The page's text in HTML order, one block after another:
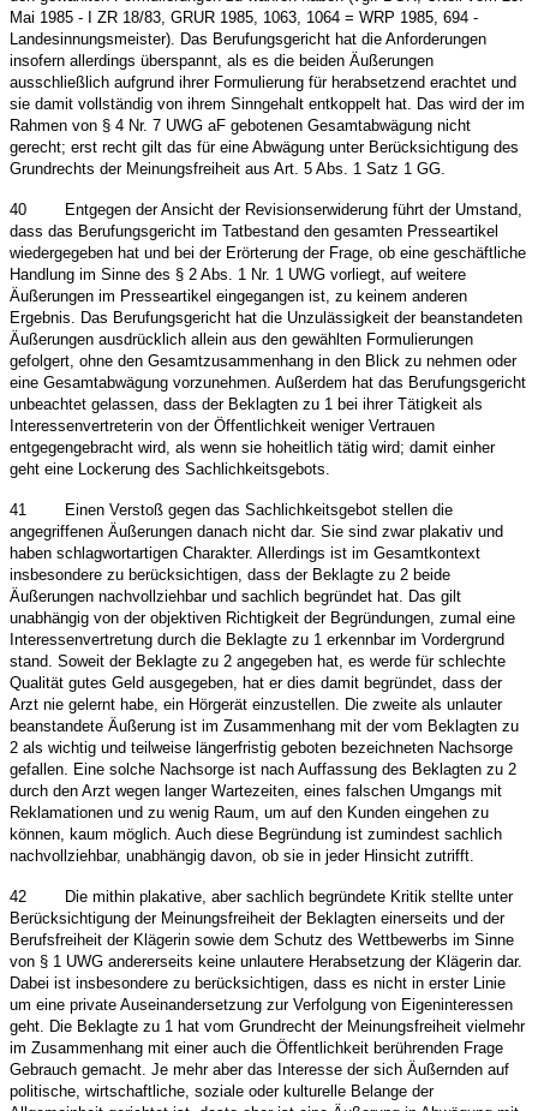
Mai 1985 - I ZR 18/83, GRUR 1985, 1063, 1064 = WRP 1985, 694 -
Landesinnungsmeister). Das Berufungsgericht hat die Anforderungen
insofern allerdings überspannt, als es die beiden Äußerungen
ausschließlich aufgrund ihrer Formulierung für herabsetzend erachtet und
sie damit vollständig von ihrem Sinngehalt entkoppelt hat. Das wird der im
Rahmen von § 4 Nr. 7 UWG aF gebotenen Gesamtabwägung nicht
gerecht; erst recht gilt das für eine Abwägung unter Berücksichtigung des
Grundrechts der Meinungsfreiheit aus Art. 5 Abs. 1 Satz 1 GG.
40
Entgegen der Ansicht der Revisionserwiderung führt der Umstand,
dass das Berufungsgericht im Tatbestand den gesamten Presseartikel
wiedergegeben hat und bei der Erörterung der Frage, ob eine geschäftliche
Handlung im Sinne des § 2 Abs. 1 Nr. 1 UWG vorliegt, auf weitere
Äußerungen im Presseartikel eingegangen ist, zu keinem anderen
Ergebnis. Das Berufungsgericht hat die Unzulässigkeit der beanstandeten
Äußerungen ausdrücklich allein aus den gewählten Formulierungen
gefolgert, ohne den Gesamtzusammenhang in den Blick zu nehmen oder
eine Gesamtabwägung vorzunehmen. Außerdem hat das Berufungsgericht
unbeachtet gelassen, dass der Beklagten zu 1 bei ihrer Tätigkeit als
Interessenvertreterin von der Öffentlichkeit weniger Vertrauen
entgegengebracht wird, als wenn sie hoheitlich tätig wird; damit einher
geht eine Lockerung des Sachlichkeitsgebots.
41
Einen Verstoß gegen das Sachlichkeitsgebot stellen die
angegriffenen Äußerungen danach nicht dar. Sie sind zwar plakativ und
haben schlagwortartigen Charakter. Allerdings ist im Gesamtkontext
insbesondere zu berücksichtigen, dass der Beklagte zu 2 beide
Äußerungen nachvollziehbar und sachlich begründet hat. Das gilt
unabhängig von der objektiven Richtigkeit der Begründungen, zumal eine
Interessenvertretung durch die Beklagte zu 1 erkennbar im Vordergrund
stand. Soweit der Beklagte zu 2 angegeben hat, es werde für schlechte
Qualität gutes Geld ausgegeben, hat er dies damit begründet, dass der
Arzt nie gelernt habe, ein Hörgerät einzustellen. Die zweite als unlauter
beanstandete Äußerung ist im Zusammenhang mit der vom Beklagten zu
2 als wichtig und teilweise längerfristig geboten bezeichneten Nachsorge
gefallen. Eine solche Nachsorge ist nach Auffassung des Beklagten zu 2
durch den Arzt wegen langer Wartezeiten, eines falschen Umgangs mit
Reklamationen und zu wenig Raum, um auf den Kunden eingehen zu
können, kaum möglich. Auch diese Begründung ist zumindest sachlich
nachvollziehbar, unabhängig davon, ob sie in jeder Hinsicht zutrifft.
42
Die mithin plakative, aber sachlich begründete Kritik stellte unter
Berücksichtigung der Meinungsfreiheit der Beklagten einerseits und der
Berufsfreiheit der Klägerin sowie dem Schutz des Wettbewerbs im Sinne
von § 1 UWG andererseits keine unlautere Herabsetzung der Klägerin dar.
Dabei ist insbesondere zu berücksichtigen, dass es nicht in erster Linie
um eine private Auseinandersetzung zur Verfolgung von Eigeninteressen
geht. Die Beklagte zu 1 hat vom Grundrecht der Meinungsfreiheit vielmehr
im Zusammenhang mit einer auch die Öffentlichkeit berührenden Frage
Gebrauch gemacht. Je mehr aber das Interesse der sich Äußernden auf
politische, wirtschaftliche, soziale oder kulturelle Belange der